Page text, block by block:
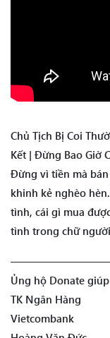
Chủ Tịch Bị Coi
Kết | Đừng Bao Giờ
Đừng vì tiền mà
khinh kẻ nghèo
tình, cái gì mua
tình trong chữ
Ủng hộ Donate
TK Ngân Hàng
Vietcombank